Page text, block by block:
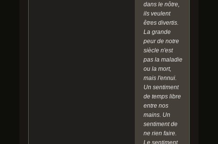
dans le nôtre,
ils veulent
êtres divertis.
La grande
peur de notre
siècle n'est
pas la maladie
ou la mort,
mais l'ennui.
Un sentiment
de temps libre
entre nos
mains. Un
sentiment de
ne rien faire.